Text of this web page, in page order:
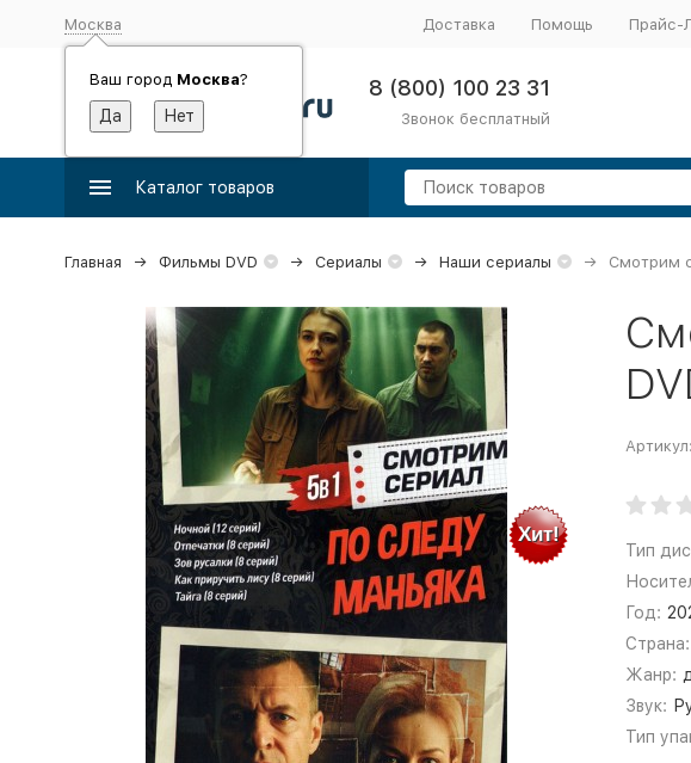
Москва
Ваш город Москва?
Доставка Помощь Прайс-
8 (800) 100 23 31
Звонок бесплатный
Каталог товаров
Главная Фильмы DVD Сериалы Наши сериалы Смотрим
Хит!
Артикул:
Тип
Год:
Страна:
Жанр:
Звук:
Тип